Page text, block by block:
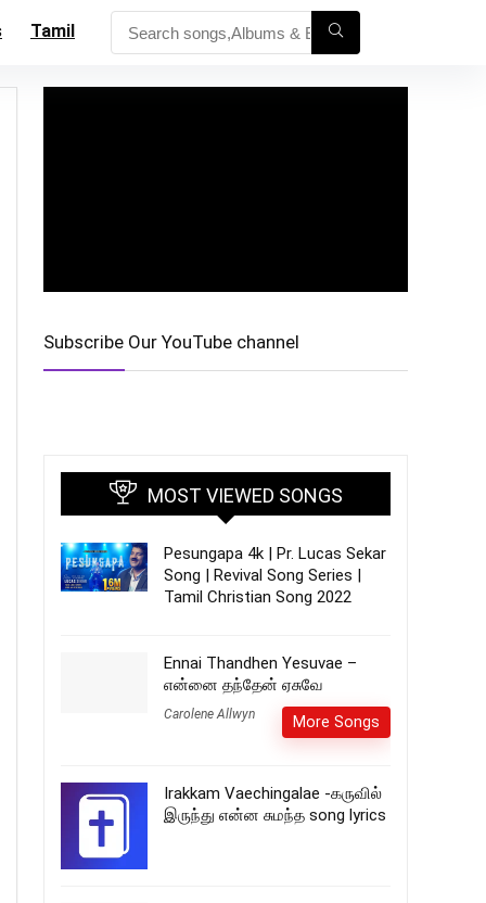
Tamil
Subscribe Our YouTube channel
MOST VIEWED SONGS
Pesungapa 4k | Pr. Lucas Sekar
Song | Revival Song Series |
Tamil Christian Song 2022
Ennai Thandhen Yesuvae –
என்னை தந்தேன் ஏசுவே
Carolene Allwyn More Songs
Irakkam Vaechingalae -கருவில்
இருந்து என்ன சுமந்த song lyrics